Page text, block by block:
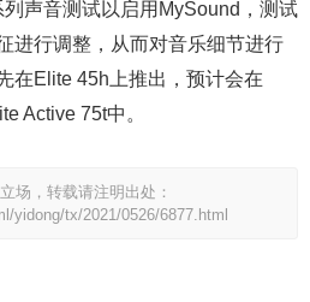
声音测试以启用MySound，测试
进行调整，从而对音乐细节进行
在Elite 45h上推出，预计会在
Active 75t中。
场，转载请注明出处：
yidong/tx/2021/0526/6877.html